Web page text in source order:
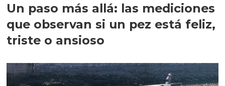
Un paso más allá: las mediciones
que observan si un pez está feliz,
triste o ansioso